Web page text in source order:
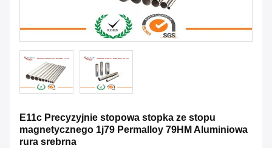
E11c Precyzyjnie stopowa stopka ze stopu
magnetycznego 1j79 Permalloy 79HM Aluminiowa
rura srebrna